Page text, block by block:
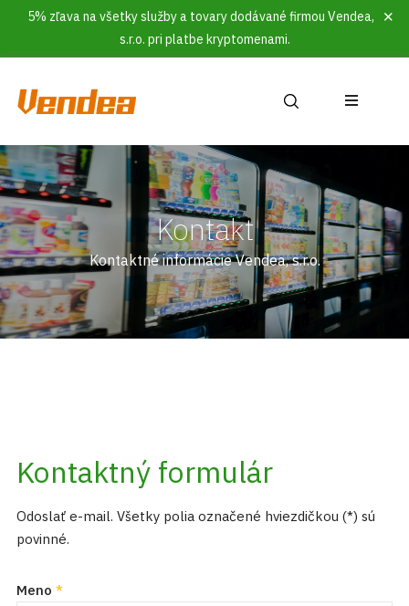
5% zľava na všetky služby a tovary dodávané firmou Vendea,
s.r.o. pri platbe kryptomenami.
Kontakt
Kontaktné informácie Vendea, s.r.o.
Kontaktný formulár
Odoslať e-mail. Všetky polia označené hviezdičkou (*) sú
povinné.
Meno *